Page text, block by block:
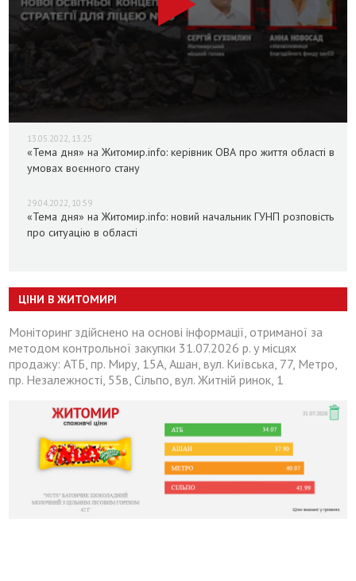
13.05.2022, 13:25
«Тема дня» на Житомир.info: керівник ОВА про життя області в
умовах воєнного стану
29.04.2022, 10:59
«Тема дня» на Житомир.info: новий начальник ГУНП розповість
про ситуацію в області
ЦІНИ В ЖИТОМИРІ
Моніторинг здійснено на основі інформації, отриманої за
методом контрольної закупки 31.07.2026 р. у місцях
продажу: АТБ, пр. Миру, 15А, Ашан, вул. Київська, 77, Метро,
пр. Незалежності, 55в, Сільпо, вул. Житній ринок, 1